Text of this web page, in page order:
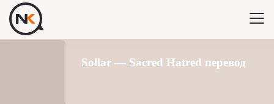
Sollar — Sacred Hatred перевод